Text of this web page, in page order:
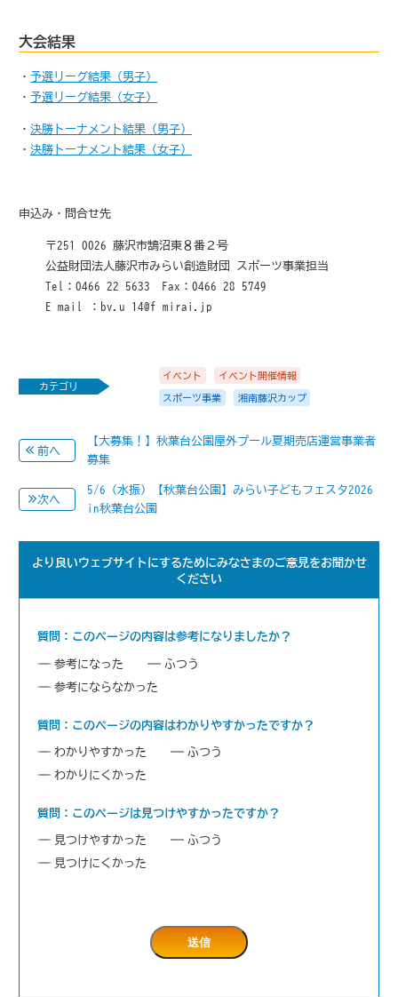
大会結果
・予選リーグ結果（男子）
・予選リーグ結果（女子）
・決勝トーナメント結果（男子）
・決勝トーナメント結果（女子）
申込み・問合せ先
〒251-0026 藤沢市鵠沼東８番２号
公益財団法人藤沢市みらい創造財団 スポーツ事業担当
Tel：0466-22-5633 Fax：0466-28-5749
E-mail ：bv.u-14@f-mirai.jp
カテゴリ
イベント イベント開催情報
スポーツ事業 湘南藤沢カップ
前へ
【大募集！】秋葉台公園屋外プール夏期売店運営事業者
募集
次へ
5/6（水振）【秋葉台公園】みらい子どもフェスタ2026
in秋葉台公園
より良いウェブサイトにするためにみなさまのご意見をお聞かせ
ください
質問：このページの内容は参考になりましたか？
参考になった
ふつう
参考にならなかった
質問：このページの内容はわかりやすかったですか？
わかりやすかった
ふつう
わかりにくかった
質問：このページは見つけやすかったですか？
見つけやすかった
ふつう
見つけにくかった